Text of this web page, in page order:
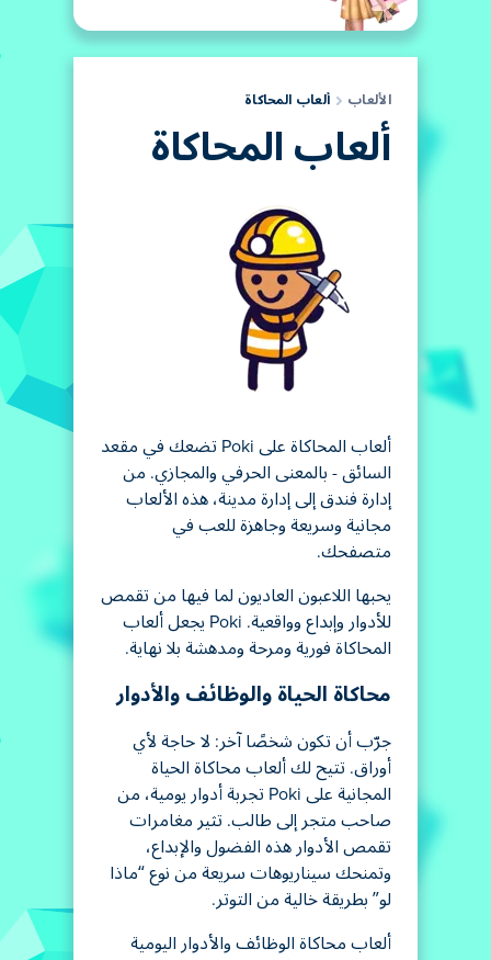
الألعاب ألعاب المحاكاة
ألعاب المحاكاة
ألعاب المحاكاة على Poki تضعك في مقعد
السائق - بالمعنى الحرفي والمجازي. من
إدارة فندق إلى إدارة مدينة، هذه الألعاب
مجانية وسريعة وجاهزة للعب في
متصفحك.
يحبها اللاعبون العاديون لما فيها من تقمص
للأدوار وإبداع وواقعية. Poki يجعل ألعاب
المحاكاة فورية ومرحة ومدهشة بلا نهاية.
محاكاة الحياة والوظائف والأدوار
جرّب أن تكون شخصًا آخر: لا حاجة لأي
أوراق. تتيح لك ألعاب محاكاة الحياة
المجانية على Poki تجربة أدوار يومية، من
صاحب متجر إلى طالب. تثير مغامرات
تقمص الأدوار هذه الفضول والإبداع،
وتمنحك سيناريوهات سريعة من نوع “ماذا
لو” بطريقة خالية من التوتر.
ألعاب محاكاة الوظائف والأدوار اليومية